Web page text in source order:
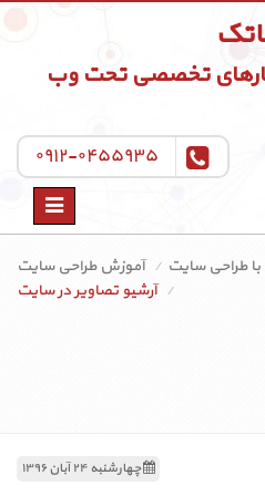
تخصصی تحت وب
۰۹۱۲-۰۴۵۵۹۳۵
Toggle
طراحی سایت
آموزش طراحی سایت
آرشیو تصاویر در سایت
چهارشنبه ۲۴ آبان ۱۳۹۶